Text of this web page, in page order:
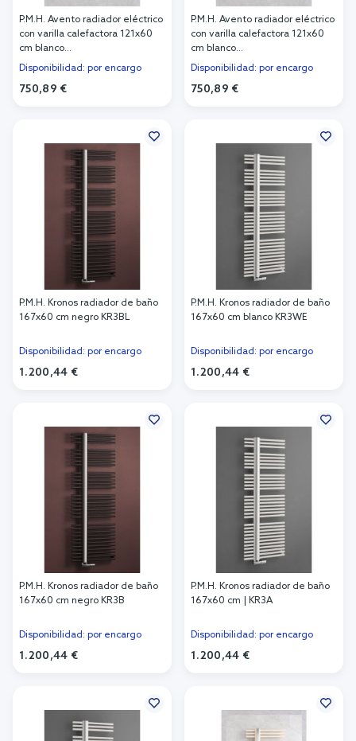
P.M.H. Avento radiador eléctrico
con varilla calefactora 121x60
cm blanco
PMD1HQSCWWX05BM1XXPAV4W
Disponibilidad: por encargo
750,89 €
P.M.H. Avento radiador eléctrico
con varilla calefactora 121x60
cm blanco
PMD1HQSCWWX05BM1XXLAV4W
Disponibilidad: por encargo
750,89 €
P.M.H. Kronos radiador de baño
167x60 cm negro KR3BL
Disponibilidad: por encargo
1.200,44 €
P.M.H. Kronos radiador de baño
167x60 cm blanco KR3WE
Disponibilidad: por encargo
1.200,44 €
P.M.H. Kronos radiador de baño
167x60 cm negro KR3B
Disponibilidad: por encargo
1.200,44 €
P.M.H. Kronos radiador de baño
167x60 cm | KR3A
Disponibilidad: por encargo
1.200,44 €